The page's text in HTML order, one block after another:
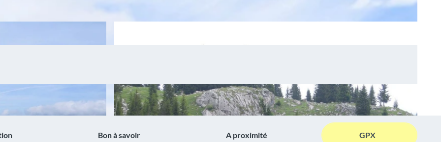
Bon à savoir A proximité GPX